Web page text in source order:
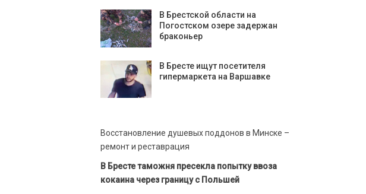
В Брестской области на
Погостском озере задержан
браконьер
В Бресте ищут посетителя
гипермаркета на Варшавке
Восстановление душевых поддонов в Минске –
ремонт и реставрация
В Бресте таможня пресекла попытку ввоза
кокаина через границу с Польшей